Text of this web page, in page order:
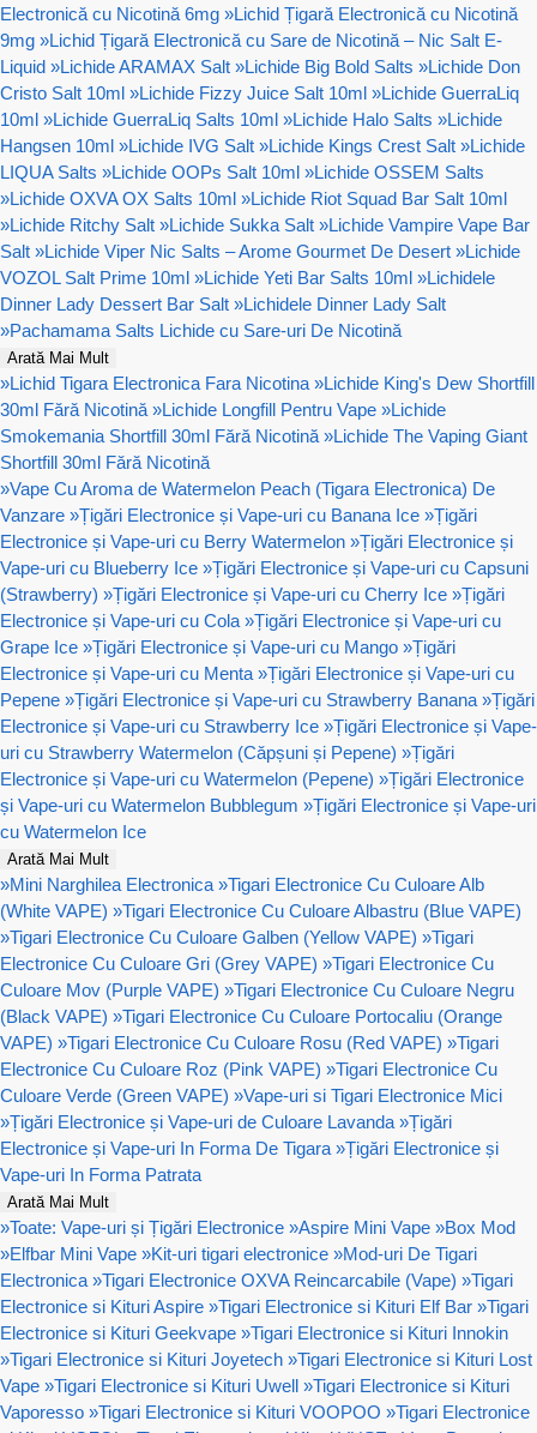
Electronică cu Nicotină 6mg »Lichid Țigară Electronică cu Nicotină
9mg »Lichid Țigară Electronică cu Sare de Nicotină – Nic Salt E-
Liquid »Lichide ARAMAX Salt »Lichide Big Bold Salts »Lichide Don
Cristo Salt 10ml »Lichide Fizzy Juice Salt 10ml »Lichide GuerraLiq
10ml »Lichide GuerraLiq Salts 10ml »Lichide Halo Salts »Lichide
Hangsen 10ml »Lichide IVG Salt »Lichide Kings Crest Salt »Lichide
LIQUA Salts »Lichide OOPs Salt 10ml »Lichide OSSEM Salts
»Lichide OXVA OX Salts 10ml »Lichide Riot Squad Bar Salt 10ml
»Lichide Ritchy Salt »Lichide Sukka Salt »Lichide Vampire Vape Bar
Salt »Lichide Viper Nic Salts – Arome Gourmet De Desert »Lichide
VOZOL Salt Prime 10ml »Lichide Yeti Bar Salts 10ml »Lichidele
Dinner Lady Dessert Bar Salt »Lichidele Dinner Lady Salt
»Pachamama Salts Lichide cu Sare-uri De Nicotină
Arată Mai Mult
»Lichid Tigara Electronica Fara Nicotina »Lichide King's Dew Shortfill
30ml Fără Nicotină »Lichide Longfill Pentru Vape »Lichide
Smokemania Shortfill 30ml Fără Nicotină »Lichide The Vaping Giant
Shortfill 30ml Fără Nicotină
»Vape Cu Aroma de Watermelon Peach (Tigara Electronica) De
Vanzare »Țigări Electronice și Vape-uri cu Banana Ice »Țigări
Electronice și Vape-uri cu Berry Watermelon »Țigări Electronice și
Vape-uri cu Blueberry Ice »Țigări Electronice și Vape-uri cu Capsuni
(Strawberry) »Țigări Electronice și Vape-uri cu Cherry Ice »Țigări
Electronice și Vape-uri cu Cola »Țigări Electronice și Vape-uri cu
Grape Ice »Țigări Electronice și Vape-uri cu Mango »Țigări
Electronice și Vape-uri cu Menta »Țigări Electronice și Vape-uri cu
Pepene »Țigări Electronice și Vape-uri cu Strawberry Banana »Țigări
Electronice și Vape-uri cu Strawberry Ice »Țigări Electronice și Vape-
uri cu Strawberry Watermelon (Căpșuni și Pepene) »Țigări
Electronice și Vape-uri cu Watermelon (Pepene) »Țigări Electronice
și Vape-uri cu Watermelon Bubblegum »Țigări Electronice și Vape-uri
cu Watermelon Ice
Arată Mai Mult
»Mini Narghilea Electronica »Tigari Electronice Cu Culoare Alb
(White VAPE) »Tigari Electronice Cu Culoare Albastru (Blue VAPE)
»Tigari Electronice Cu Culoare Galben (Yellow VAPE) »Tigari
Electronice Cu Culoare Gri (Grey VAPE) »Tigari Electronice Cu
Culoare Mov (Purple VAPE) »Tigari Electronice Cu Culoare Negru
(Black VAPE) »Tigari Electronice Cu Culoare Portocaliu (Orange
VAPE) »Tigari Electronice Cu Culoare Rosu (Red VAPE) »Tigari
Electronice Cu Culoare Roz (Pink VAPE) »Tigari Electronice Cu
Culoare Verde (Green VAPE) »Vape-uri si Tigari Electronice Mici
»Țigări Electronice și Vape-uri de Culoare Lavanda »Țigări
Electronice și Vape-uri In Forma De Tigara »Țigări Electronice și
Vape-uri In Forma Patrata
Arată Mai Mult
»Toate: Vape-uri și Țigări Electronice »Aspire Mini Vape »Box Mod
»Elfbar Mini Vape »Kit-uri tigari electronice »Mod-uri De Tigari
Electronica »Tigari Electronice OXVA Reincarcabile (Vape) »Tigari
Electronice si Kituri Aspire »Tigari Electronice si Kituri Elf Bar »Tigari
Electronice si Kituri Geekvape »Tigari Electronice si Kituri Innokin
»Tigari Electronice si Kituri Joyetech »Tigari Electronice si Kituri Lost
Vape »Tigari Electronice si Kituri Uwell »Tigari Electronice si Kituri
Vaporesso »Tigari Electronice si Kituri VOOPOO »Tigari Electronice